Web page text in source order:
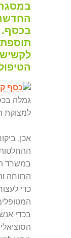
גמלה
למצוקת
אכן,
במשרד
הרווחה
כדי
בכדי